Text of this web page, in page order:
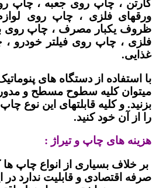
کارتن ، چاپ روی جعبه ، چاپ
ورقهای فلزی ، چاپ روی
ظروف یکبار مصرف ، چاپ روی
فلزی ، چاپ روی فیلتر خودرو
غذایی.
با استفاده از دستگاه های
میتوان کلیه سطوح مسطح و
بزنید. و کلیه قابلتهای این نوع
را از آن خود کنید.
هزینه های چاپ و تیراژ :
بر خلاف بسیاری از انواع چاپ ها
صرفه اقتصادی و قابلیت ندارد